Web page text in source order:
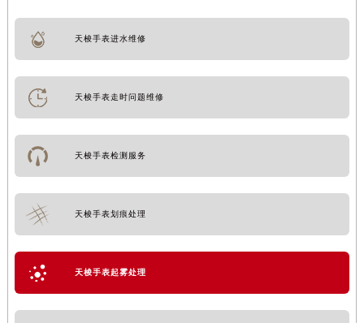
天梭手表进水维修
天梭手表走时问题维修
天梭手表检测服务
天梭手表划痕处理
天梭手表起雾处理